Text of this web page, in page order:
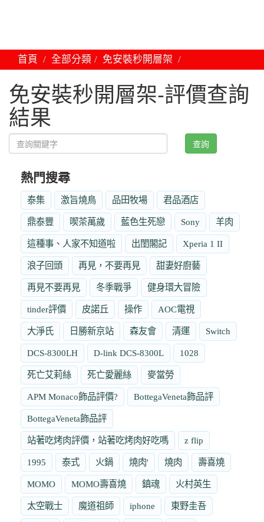
首頁 全部分類 免安裝秒開層架
免安裝秒開層架-評價查詢
結果
查詢
熱門搜尋
泰集 激旨燒鳥 品田牧場 君品酒店
鼎泰豐 喫茶萬歲 藍色生死戀 Sony 羊肉
這種事、人家不知道啦 出閨閣記 Xperia 1 II
浪子回頭 再見，不要再見 甜妻好廚藝
再見不要再見 冬季戰爭 健身環大冒險
tinder評價 皮諾丘 操作 AOC電視
大淨氏 日勝新京站 森友會 清運 Switch
DCS-8300LH D-link DCS-8300L 1028
死亡艾莉絲 死亡愛麗絲 麥當勞
APM Monaco飾品評價? BottegaVeneta飾品評
BottegaVeneta飾品評
站著吃烤肉評價，站著吃烤肉好吃嗎 z flip
1995 泰式 火鍋 燒肉' 燒肉 壽喜燒
MOMO MOMO壽喜燒 鎮魂 火村英生
太空戰士 魔道祖師 iphone 東野圭吾